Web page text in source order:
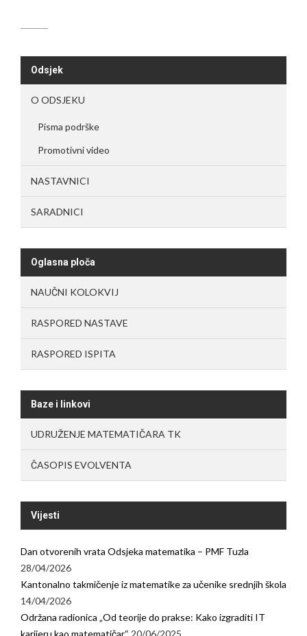
Odsjek
O ODSJEKU
Pisma podrške
Promotivni video
NASTAVNICI
SARADNICI
Oglasna ploča
NAUČNI KOLOKVIJ
RASPORED NASTAVE
RASPORED ISPITA
Baze i linkovi
UDRUŽENJE MATEMATIČARA TK
ČASOPIS EVOLVENTA
Vijesti
Dan otvorenih vrata Odsjeka matematika – PMF Tuzla
28/04/2026
Kantonalno takmičenje iz matematike za učenike srednjih škola
14/04/2026
Održana radionica „Od teorije do prakse: Kako izgraditi IT